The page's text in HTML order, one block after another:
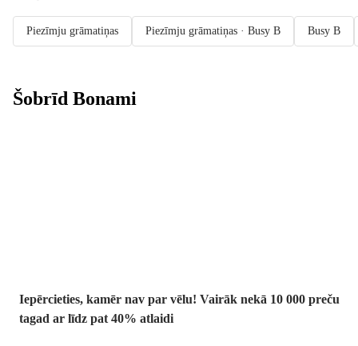
Piezīmju grāmatiņas Piezīmju grāmatiņas · Busy B Busy B
Šobrīd Bonami
Iepērcieties, kamēr nav par vēlu! Vairāk nekā 10 000 preču
tagad ar līdz pat 40% atlaidi